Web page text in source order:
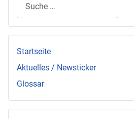
Startseite
Aktuelles / Newsticker
Glossar